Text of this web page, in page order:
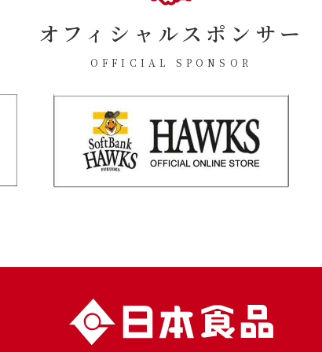
オフィシャルスポンサー
OFFICIAL SPONSOR